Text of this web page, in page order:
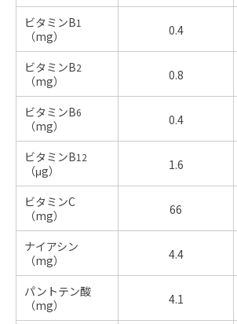
ビタミンB1
（mg） 0.4
ビタミンB2
（mg） 0.8
ビタミンB6
（mg） 0.4
ビタミンB12
（μg） 1.6
ビタミンC
（mg）
66
ナイアシン
（mg）
4.4
パントテン酸
（mg）
4.1